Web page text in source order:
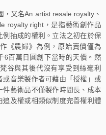
又名An artist resale royalty、
royalty right，是指藝術創作品
抽成的權利。立法之初在於保
《農婦》為例，原始賣價僅為
6百萬日圓創下當時的天價。然
谷與其後代沒有享受到絲毫利
音樂製作者可藉由「授權」或
件藝術品不僅製作時間長、成本
及權或相類似制度完善權利體